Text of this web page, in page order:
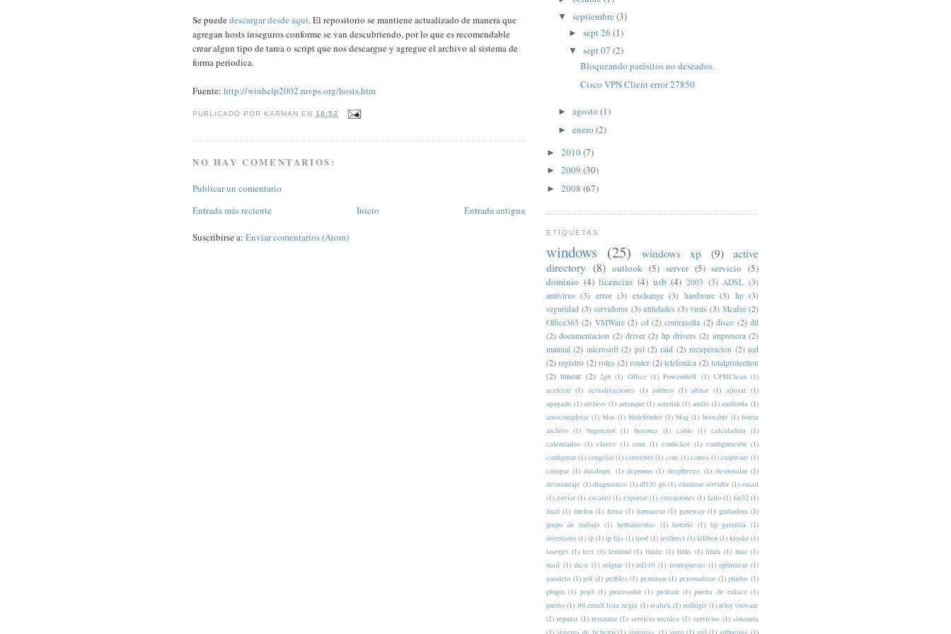
Se puededescargar desde aqui. El repositorio se mantiene actualizado de manera que
agregan hosts inseguros conforme se van descubriendo, por lo que es recomendable
crear algun tipo de tarea o script que nos descargue y agregue el archivo al sistema de
forma periodica.
Fuente: http://winhelp2002.mvps.org/hosts.htm
PUBLICADO POR KARMAN EN18:52
NO HAY COMENTARIOS:
Publicar un comentario
Entrada más reciente
Entrada antigua
Inicio
Suscribirse a: Enviar comentarios (Atom)
▼ septiembre (3)
►sept 26(1)
▼sept 07(2)
Bloqueando parásitos no deseados.
Cisco VPN Client error 27850
► agosto (1)
► enero (2)
► 2010(7)
► 2009 (30)
► 2008 (67)
ETIQUETAS
windows (25) windows xp (9)
active
directory (8) outlook (5) server (5) servicio (5)
dominio (4) licencias (4) usb (4) 2003 (3) ADSL (3)
antivirus (3) error (3) exchange (3) hardware (3) hp (3)
seguridad (3) servidores (3) utilidades (3) virus (3) Mcafee (2)
Office365 (2) VMWare (2) cd (2) contraseña (2) disco (2) dll
(2) documentacion (2) driver (2) hp drivers (2) impresora (2)
manual (2) microsoft (2) pst (2) raid (2) recuperacion (2) red
(2) registro (2) roles (2) router (2) telefonica (2) totalprotection
(2) tunear (2) 2gb (1) Office (1) Powershell (1) UPHClean (1)
acelerar (1) actualizaciones (1) address (1) afinar (1) ajustar (1)
apagado (1) archivo (1) arranque (1) asterisk (1) audio (1) auditoria (1)
autocompletar (1) bios (1) bitdefender (1) blog (1) bootable (1) borrar
archivo (1) bugmenot (1) buzones (1) cable (1) calculadora (1)
calendarios (1) claves (1) com (1) conficker (1) configuración (1)
configurar (1) congelar (1) converter (1) core (1) correo (1) crapware (1)
crimpar (1) datalogic (1) dcpromo (1) deepfreeze (1) desinstalar (1)
desmontaje (1) diagnostico (1) dl120 g6 (1) eliminar servidor (1) email
(1) enviar (1) escaner (1) exportar (1) extensiones (1) fallo (1) fat32 (1)
final (1) firefox (1) firma (1) formatear (1) gateway (1) grabadora (1)
grupo de trabajo (1) herramientas (1) horario (1) hp garantía (1)
inventario (1) ip (1) ip fija (1) ipod (1) jetdirect (1) killbox (1) kiosko (1)
laserjet (1) leer (1) lentitud (1) limite (1) links (1) linux (1) mac (1)
mail (1) mcst (1) migrar (1) ml110 (1) monopuesto (1) optimizar (1)
paralelo (1) pdf (1) perfiles (1) permisos (1) personalizar (1) pitidos (1)
plugin (1) pop3 (1) procesador (1) proliant (1) puerta de enlace (1)
puerto (1) rbl email lista negra (1) realtek (1) redirigir (1) reloj vmware
(1) reparar (1) restaurar (1) servicio tecnico (1) servicios (1) simauria
(1) sistema de ficheros (1) sistemas. (1) smtp (1) sp3 (1) subneting (1)